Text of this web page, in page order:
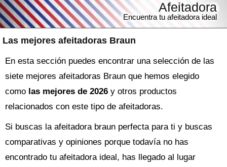
Las mejores afeitadoras Braun
Afeitadora
Encuentra tu afeitadora ideal
En esta sección puedes encontrar una selección de las
siete mejores afeitadoras Braun que hemos elegido
como las mejores de 2026 y otros productos
relacionados con este tipo de afeitadoras.
Si buscas la afeitadorabraun perfecta para ti y buscas
comparativas y opiniones porque todavía no has
encontrado tu afeitadora ideal, has llegado al lugar